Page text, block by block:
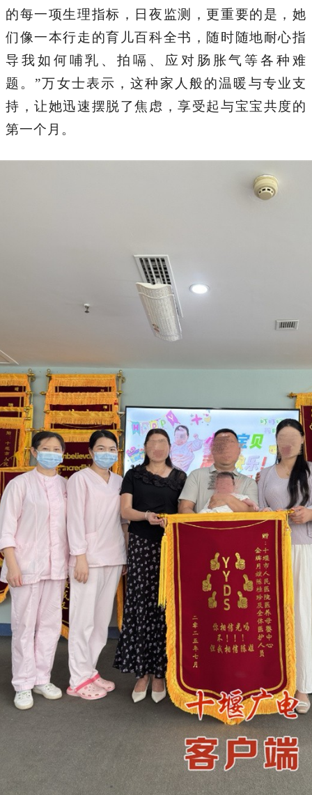
的每一项生理指标，日夜监测，更重要的是，她
们像一本行走的育儿百科全书，随时随地耐心指
导我如何哺乳、拍嗝、应对肠胀气等各种难
题。”万女士表示，这种家人般的温暖与专业支
持，让她迅速摆脱了焦虑，享受起与宝宝共度的
第一个月。